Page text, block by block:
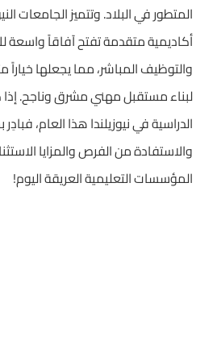
المتطور في البلاد. وتتميز الجامعات
أكاديمية متقدمة تفتح آفاقاً واسعة
والتوظيف المباشر، مما يجعلها
لبناء مستقبل مهني مشرق وناجح.
الدراسية في نيوزيلندا هذا العام،
والاستفادة من الفرص والمزايا
المؤسسات التعليمية العريقة اليوم!